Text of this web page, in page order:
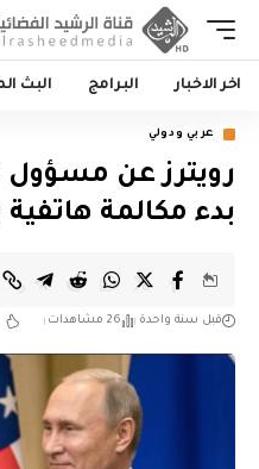
اخر الاخبار البرامج البث
عربي ودولي
رويترز عن مسؤول
بدء مكالمة
قبل سنة واحدة 26 مشاهدات